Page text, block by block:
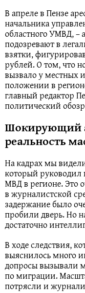
В апреле в Пензе
начальника
областного УМВД, –
подозревают в
взятки,
рублей. О том, что
вызвало у местных
положении в
главный редактор
политический
Шокирующий
реальность
На кадрах мы
который
МВД в регионе. Это
в журналистской
задержание было
пробили дверь. Но
достаточно
В ходе следствия,
выяснилось много
допросы вызывали
по миграции.
потрясли и